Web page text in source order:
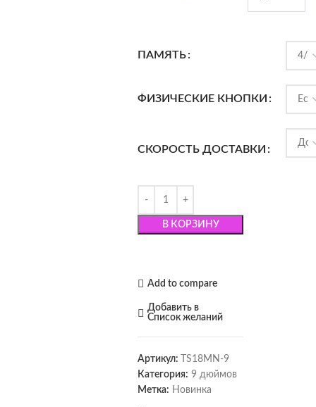
ПАМЯТЬ
ФИЗИЧЕСКИЕ КНОПКИ
СКОРОСТЬ ДОСТАВКИ
В КОРЗИНУ
Add to compare
Добавить в
Список желаний
Артикул:
TS18MN-9
Категория: 9 дюймов
Метка: Новинка